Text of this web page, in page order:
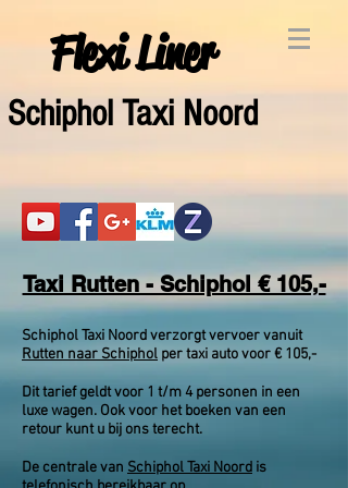
Flexi Liner
Schiphol Taxi Noord
Taxi Rutten - Schiphol € 105,-
Schiphol Taxi Noord verzorgt vervoer vanuit
Rutten naar Schiphol per taxi auto voor € 105,-
Dit tarief geldt voor 1 t/m 4 personen in een
luxe wagen. Ook voor het boeken van een
retour kunt u bij ons terecht.
De centrale van Schiphol Taxi Noord is